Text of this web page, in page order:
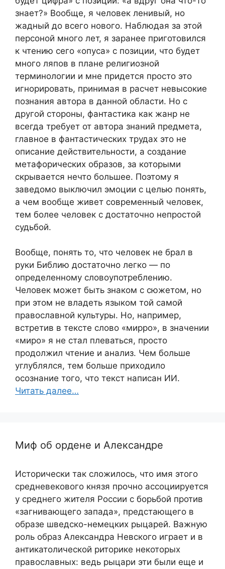
знает?» Вообще, я человек ленивый, но
жадный до всего нового. Наблюдая за этой
персоной много лет, я заранее приготовился
к чтению сего «опуса» с позиции, что будет
много ляпов в плане религиозной
терминологии и мне придется просто это
игнорировать, принимая в расчет невысокие
познания автора в данной области. Но с
другой стороны, фантастика как жанр не
всегда требует от автора знаний предмета,
главное в фантастических трудах это не
описание действительности, а создание
метафорических образов, за которыми
скрывается нечто большее. Поэтому я
заведомо выключил эмоции с целью понять,
а чем вообще живет современный человек,
тем более человек с достаточно непростой
судьбой.
Вообще, понять то, что человек не брал в
руки Библию достаточно легко — по
определенному словоупотреблению.
Человек может быть знаком с сюжетом, но
при этом не владеть языком той самой
православной культуры. Но, например,
встретив в тексте слово «мирро», в значении
«миро» я не стал плеваться, просто
продолжил чтение и анализ. Чем больше
углублялся, тем больше приходило
осознание того, что текст написан ИИ.
Читать далее…
Миф об ордене и Александре
Исторически так сложилось, что имя этого
средневекового князя прочно ассоциируется
у среднего жителя России с борьбой против
«загнивающего запада», предстающего в
образе шведско-немецких рыцарей. Важную
роль образ Александра Невского играет и в
антикатолической риторике некоторых
православных: ведь рыцари эти были еще и